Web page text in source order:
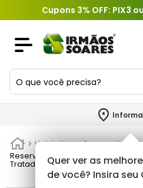
Cupons 3% OFF: PIX3
O que você precisa?
Quer ver as
de você? Insira seu
Hidráulica
Aquecedor
Reservatório Boiler 400 litros
Tratada Center Sol
TERMOS MAIS BUSCADOS
2º
porta